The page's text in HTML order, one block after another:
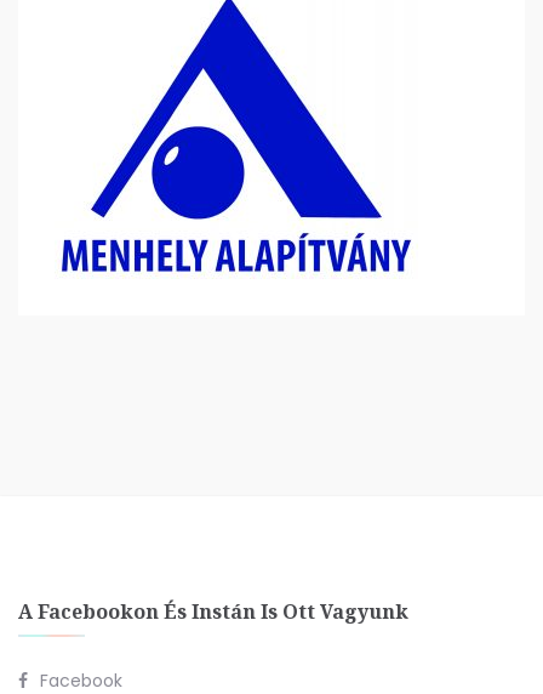
A Facebookon És Instán Is Ott Vagyunk
Facebook